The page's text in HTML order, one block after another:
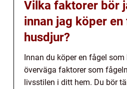
Vilka faktorer bör
innan jag köper
husdjur?
Innan du köper en fågel
överväga faktorer som
livsstilen i ditt hem. Du bör